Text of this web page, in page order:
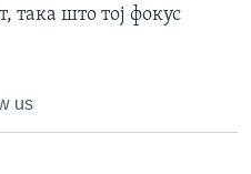
така што тој фокус
us